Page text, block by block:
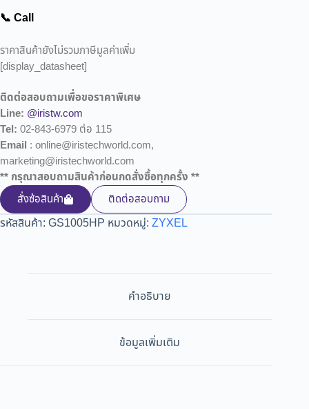
📞 Call
ราคาสินค้ายังไม่รวมภาษีมูลค่าเพิ่ม
[display_datasheet]
ติดต่อสอบถามเพื่อขอราคาพิเศษ
Line: @iristw.com
Tel: 02-843-6979 ต่อ 115
Email : online@iristechworld.com,
marketing@iristechworld.com
** กรุณาสอบถามสินค้าก่อนกดสั่งซื้อทุกครั้ง **
สั่งซ้อสินค้า
ติดต่อสอบถาม
รหัสสินค้า: GS1005HP หมวดหมู่: ZYXEL
คำอธิบาย
ข้อมูลเพิ่มเติม